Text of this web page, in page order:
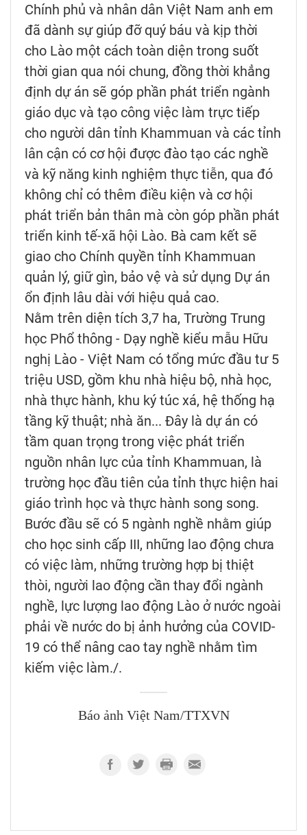
Chính phủ và nhân dân Việt Nam anh em
đã dành sự giúp đỡ quý báu và kịp thời
cho Lào một cách toàn diện trong suốt
thời gian qua nói chung, đồng thời khẳng
định dự án sẽ góp phần phát triển ngành
giáo dục và tạo công việc làm trực tiếp
cho người dân tỉnh Khammuan và các tỉnh
lân cận có cơ hội được đào tạo các nghề
và kỹ năng kinh nghiệm thực tiễn, qua đó
không chỉ có thêm điều kiện và cơ hội
phát triển bản thân mà còn góp phần phát
triển kinh tế-xã hội Lào. Bà cam kết sẽ
giao cho Chính quyền tỉnh Khammuan
quản lý, giữ gìn, bảo vệ và sử dụng Dự án
ổn định lâu dài với hiệu quả cao.
Nằm trên diện tích 3,7 ha, Trường Trung
học Phổ thông - Dạy nghề kiểu mẫu Hữu
nghị Lào - Việt Nam có tổng mức đầu tư 5
triệu USD, gồm khu nhà hiệu bộ, nhà học,
nhà thực hành, khu ký túc xá, hệ thống hạ
tầng kỹ thuật; nhà ăn... Đây là dự án có
tầm quan trọng trong việc phát triển
nguồn nhân lực của tỉnh Khammuan, là
trường học đầu tiên của tỉnh thực hiện hai
giáo trình học và thực hành song song.
Bước đầu sẽ có 5 ngành nghề nhằm giúp
cho học sinh cấp III, những lao động chưa
có việc làm, những trường hợp bị thiệt
thòi, người lao động cần thay đổi ngành
nghề, lực lượng lao động Lào ở nước ngoài
phải về nước do bị ảnh hưởng của COVID-
19 có thể nâng cao tay nghề nhằm tìm
kiếm việc làm./.
Báo ảnh Việt Nam/TTXVN